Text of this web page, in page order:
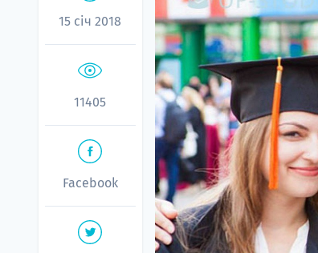
15 січ 2018
11405
Facebook